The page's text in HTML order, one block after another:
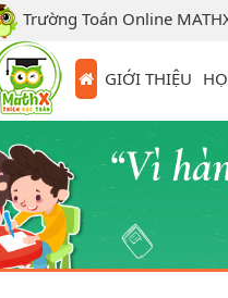
Trường Toán Online
GIỚI THIỆU